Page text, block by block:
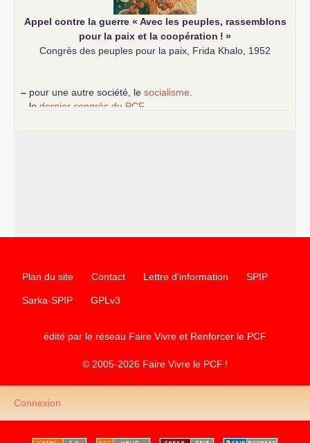
Appel contre la guerre « Avec les peuples, rassemblons
pour la paix et la coopération ! »
Congrès des peuples pour la paix, Frida Khalo, 1952
– pour une autre société, le socialisme
le dernier congrès du PCF
Plan du site Contact Lettre d'information SPIP
Sarka-SPIP GPLv3
édité par le réseau Faire Vivre et Renforcer le PCF
© 2005-2026 Faire Vivre le PCF !
Connexion